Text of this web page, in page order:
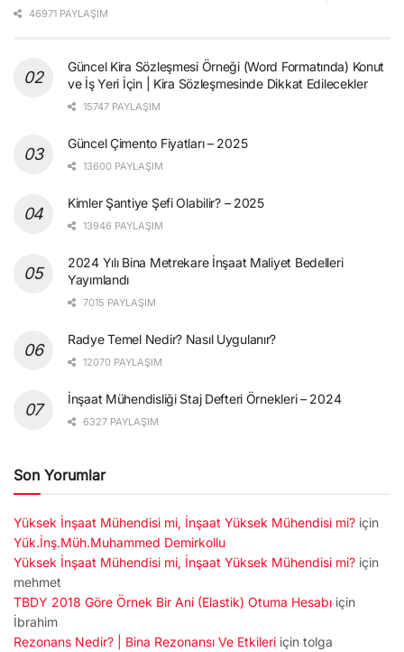
46971 PAYLAŞIM
Güncel Kira Sözleşmesi Örneği (Word Formatında) Konut
ve İş Yeri İçin | Kira Sözleşmesinde Dikkat Edilecekler
15747 PAYLAŞIM
Güncel Çimento Fiyatları – 2025
13600 PAYLAŞIM
Kimler Şantiye Şefi Olabilir? – 2025
13946 PAYLAŞIM
2024 Yılı Bina Metrekare İnşaat Maliyet Bedelleri
Yayımlandı
7015 PAYLAŞIM
Radye Temel Nedir? Nasıl Uygulanır?
12070 PAYLAŞIM
İnşaat Mühendisliği Staj Defteri Örnekleri – 2024
6327 PAYLAŞIM
Son Yorumlar
Yüksek İnşaat Mühendisi mi, İnşaat Yüksek Mühendisi mi? için
Yük.İnş.Müh.Muhammed Demirkollu
Yüksek İnşaat Mühendisi mi, İnşaat Yüksek Mühendisi mi? için
mehmet
TBDY 2018 Göre Örnek Bir Ani (Elastik) Otuma Hesabı için
İbrahim
Rezonans Nedir? | Bina Rezonansı Ve Etkileri için tolga